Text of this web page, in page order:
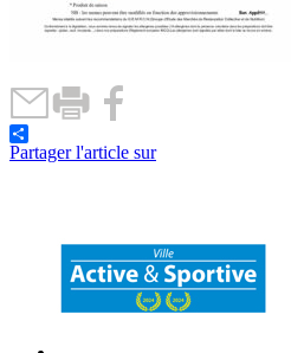
Partager l'article sur